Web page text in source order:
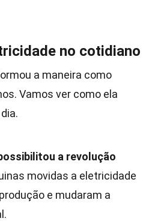
no cotidiano
a maneira como
Vamos ver como ela
a revolução
movidas a eletricidade
e mudaram a